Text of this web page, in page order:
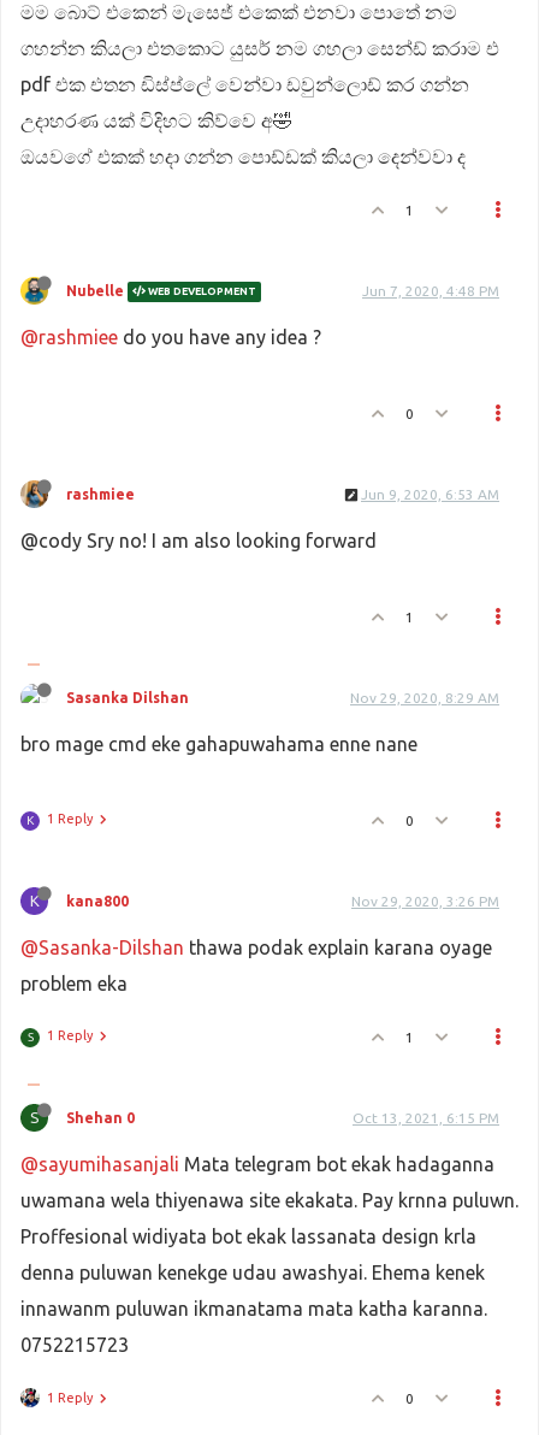
මම බොට් එකෙන් මැසෙජ් එකෙක් එනවා පොතේ නම
ගහන්න කියලා එතකොට යුසර් නම ගහලා සෙන්ඩ් කරාම එ
pdf එක එතන ඩිස්ප්ලේ වෙන්වා ඩවුන්ලොඩ් කර ගන්න
උදාහරණ යක් විදිහට කිව්වෙ අ🤣
ඔයවගේ එකක් හදා ගන්න පොඩ්ඩක් කියලා දෙන්වවා ද
1
Nubelle WEB DEVELOPMENT Jun 7, 2020, 4:48 PM
@rashmiee do you have any idea ?
0
rashmiee Jun 9, 2020, 6:53 AM
@cody Sry no! I am also looking forward
1
Sasanka Dilshan Nov 29, 2020, 8:29 AM
bro mage cmd eke gahapuwahama enne nane
K 1 Reply 0
K kana800 Nov 29, 2020, 3:26 PM
@Sasanka-Dilshan thawa podak explain karana oyage
problem eka
S 1 Reply 1
S Shehan 0 Oct 13, 2021, 6:15 PM
@sayumihasanjali Mata telegram bot ekak hadaganna
uwamana wela thiyenawa site ekakata. Pay krnna puluwn.
Proffesional widiyata bot ekak lassanata design krla
denna puluwan kenekge udau awashyai. Ehema kenek
innawanm puluwan ikmanatama mata katha karanna.
0752215723
1 Reply 0